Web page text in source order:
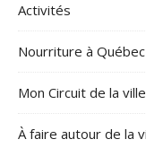
Activités
Nourriture à Québec
Mon Circuit de la
À faire autour de la